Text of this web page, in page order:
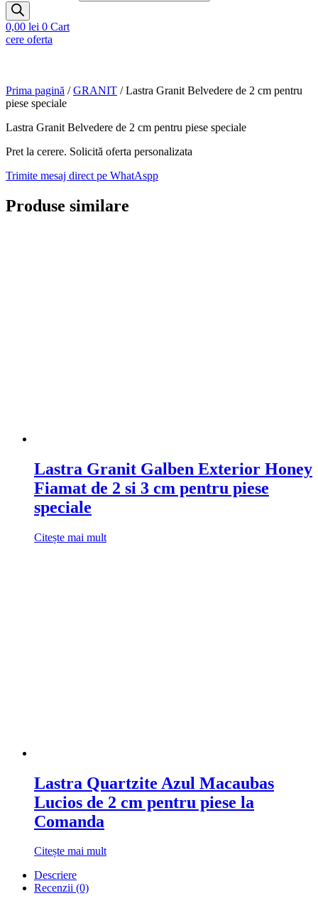
0,00 lei 0 Cart
cere oferta
Prima pagină /GRANIT / Lastra Granit Belvedere de 2 cm pentru
piese speciale
Lastra Granit Belvedere de 2 cm pentru piese speciale
Pret la cerere. Solicită oferta personalizata
Trimite mesaj direct pe WhatAspp
Produse similare
Lastra Granit Galben Exterior Honey
Fiamat de 2 si 3 cm pentru piese
speciale
Citește mai mult
Lastra Quartzite Azul Macaubas
Lucios de 2 cm pentru piese la
Comanda
Citește mai mult
Descriere
Recenzii (0)